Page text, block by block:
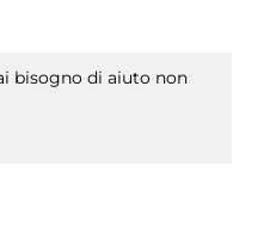
bisogno di aiuto non